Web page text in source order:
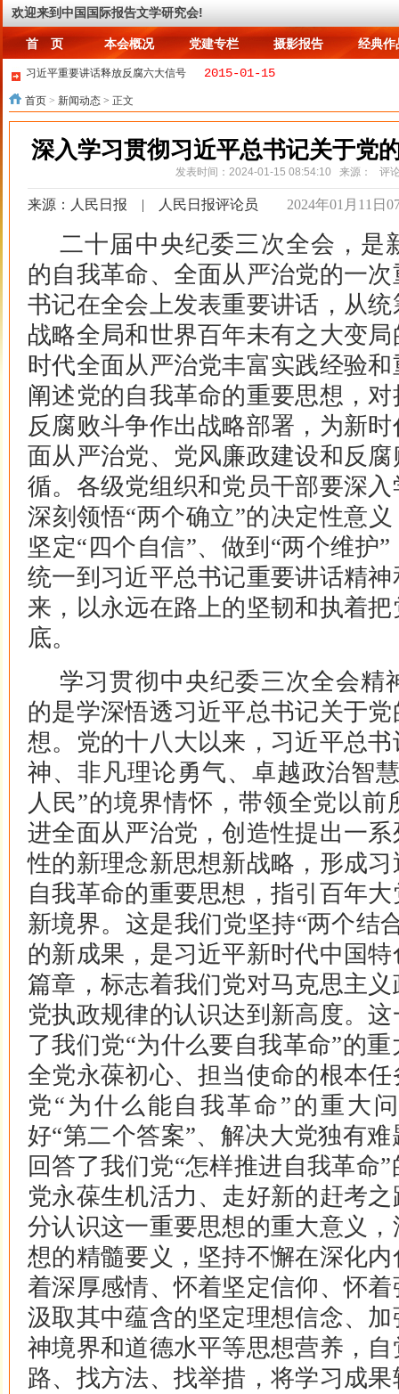
欢迎来到中国国际报告文学研究会!
首 页
首 页
本会概况
本会概况
党建专栏
党建专栏
摄影报告 经典作
习近平重要讲话释放反腐六大信号 2015-01-15
在公司混日子，伤害的是自己
《砥砺奋进新征程》报告文学征文启事 2021-06-28
寒溪讲故事~球君与狐姐~1.九尾？七尾？ 2025-03-13
2015-01-05
中日重启海上磋商 消息称双方在钓鱼岛军力集中 2015-01-13
“伊斯兰国”黑客入侵美国中央司令部Twitter 2015-01-13
习近平：查处周永康等案件证明中共敢于直面问题 2015-01-14
首页 > 新闻动态 > 正文
深入学习贯彻习近平总书记关于党
发表时间：2024-01-15 08:54:10 来源： 评
来源：人民日报 | 人民日报评论员 2024年01月11日
二十届中央纪委三次全会，是
的自我革命、全面从严治党的一
书记在全会上发表重要讲话，从
战略全局和世界百年未有之大变
时代全面从严治党丰富实践经验
阐述党的自我革命的重要思想，
反腐败斗争作出战略部署，为新
面从严治党、党风廉政建设和反
循。各级党组织和党员干部要深
深刻领悟“两个确立”的决定性意
坚定“四个自信”、做到“两个维护
统一到习近平总书记重要讲话精
来，以永远在路上的坚韧和执着
底。
学习贯彻中央纪委三次全会精
的是学深悟透习近平总书记关于
想。党的十八大以来，习近平总
神、非凡理论勇气、卓越政治智
人民”的境界情怀，带领全党以
进全面从严治党，创造性提出一
性的新理念新思想新战略，形成
自我革命的重要思想，指引百年
新境界。这是我们党坚持“两个结
的新成果，是习近平新时代中国
篇章，标志着我们党对马克思主
党执政规律的认识达到新高度。
了我们党“为什么要自我革命”的
全党永葆初心、担当使命的根本
党“为什么能自我革命”的重大
好“第二个答案”、解决大党独有
回答了我们党“怎样推进自我革命
党永葆生机活力、走好新的赶考
分认识这一重要思想的重大意义
想的精髓要义，坚持不懈在深化
着深厚感情、怀着坚定信仰、怀
汲取其中蕴含的坚定理想信念、
神境界和道德水平等思想营养，
路、找方法、找举措，将学习成